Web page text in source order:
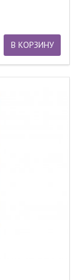
В КОРЗИНУ